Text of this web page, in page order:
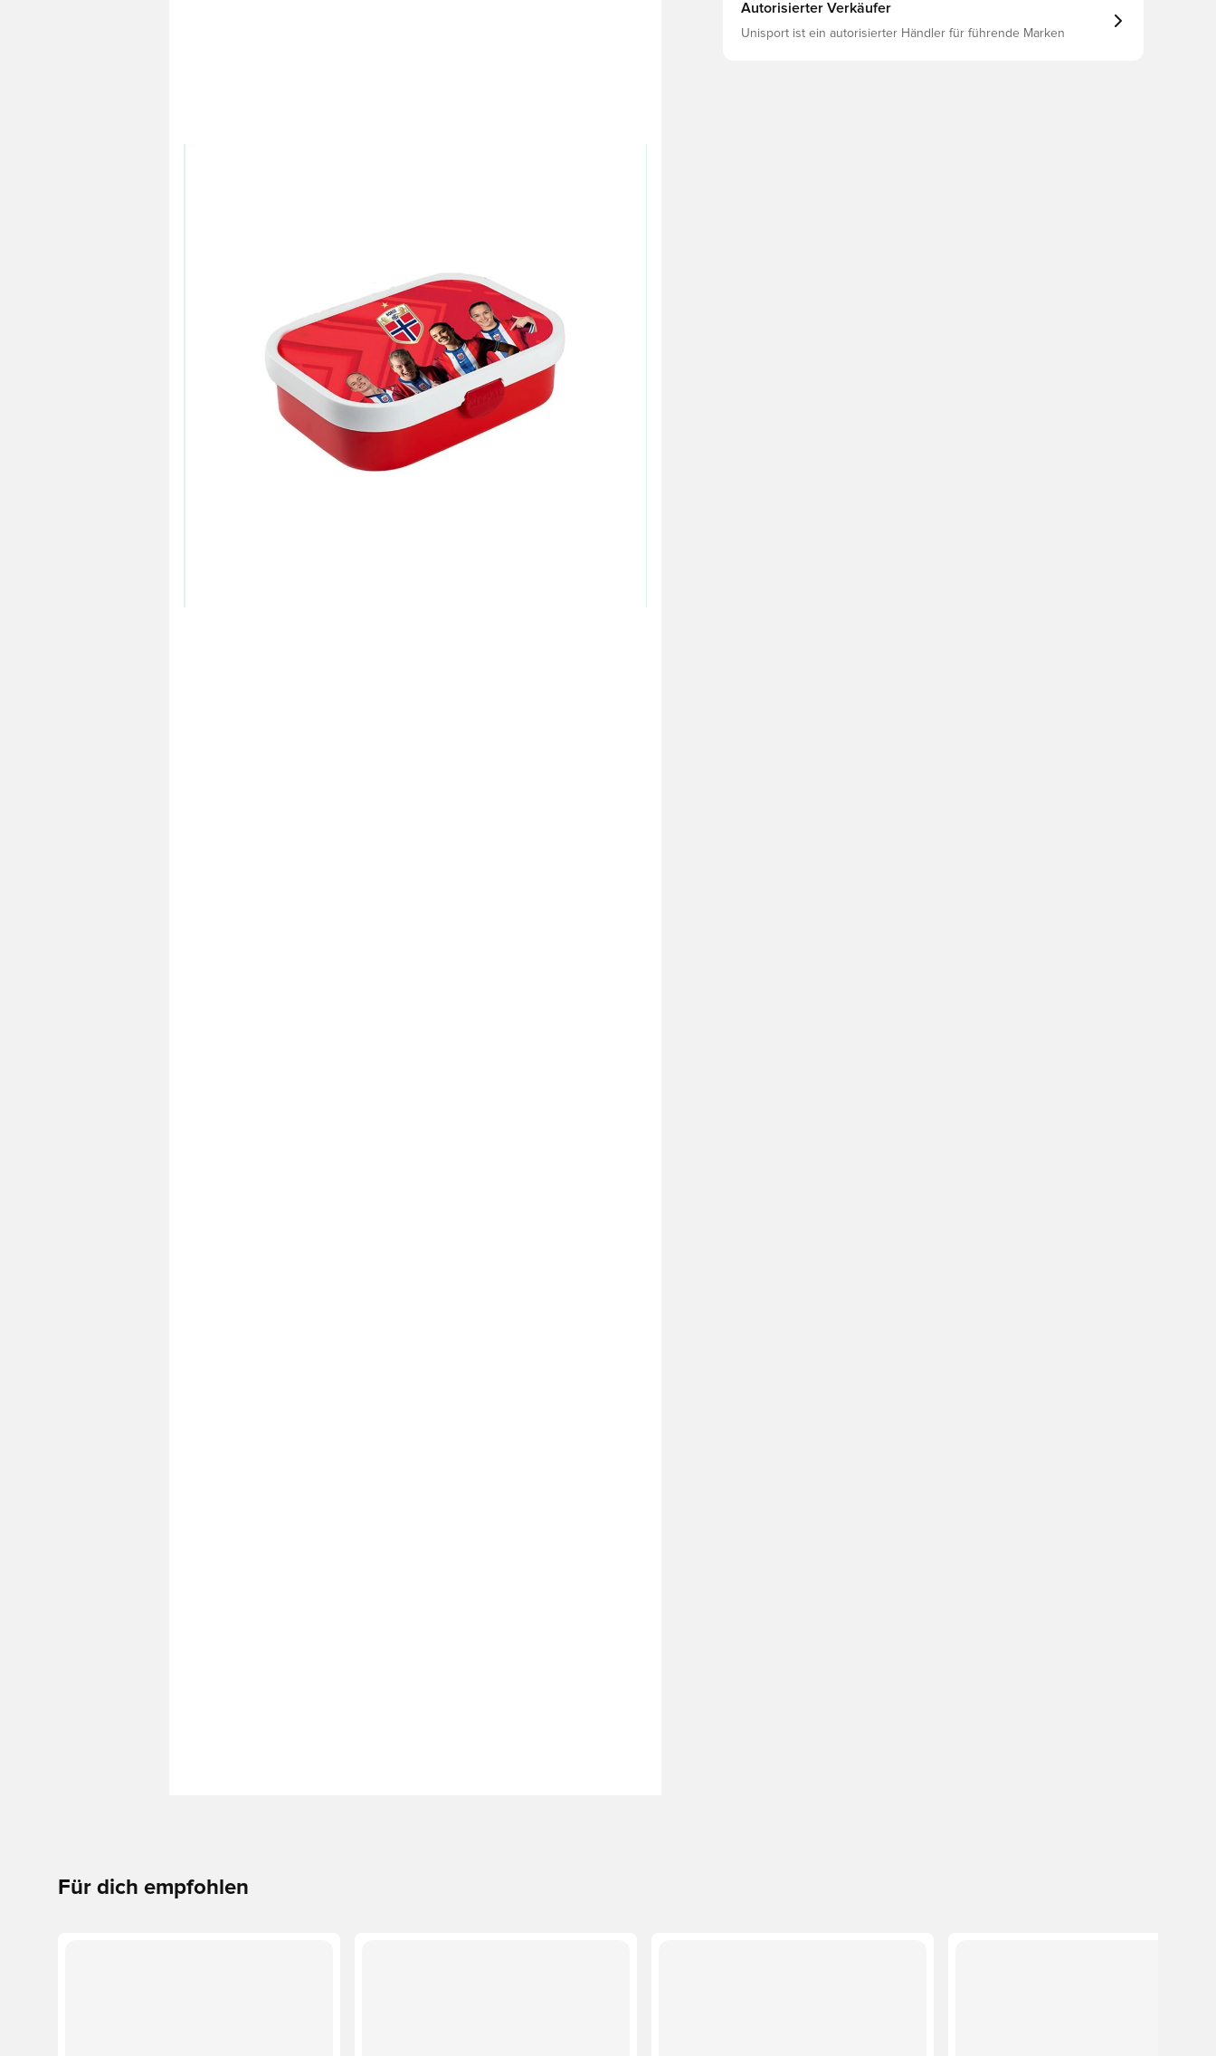
Autorisierter Verkäufer
Unisport ist ein autorisierter Händler für führende Marken
Für dich empfohlen